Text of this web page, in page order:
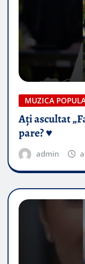
MUZICA
Ați ascultat
pare? ♥️
admin